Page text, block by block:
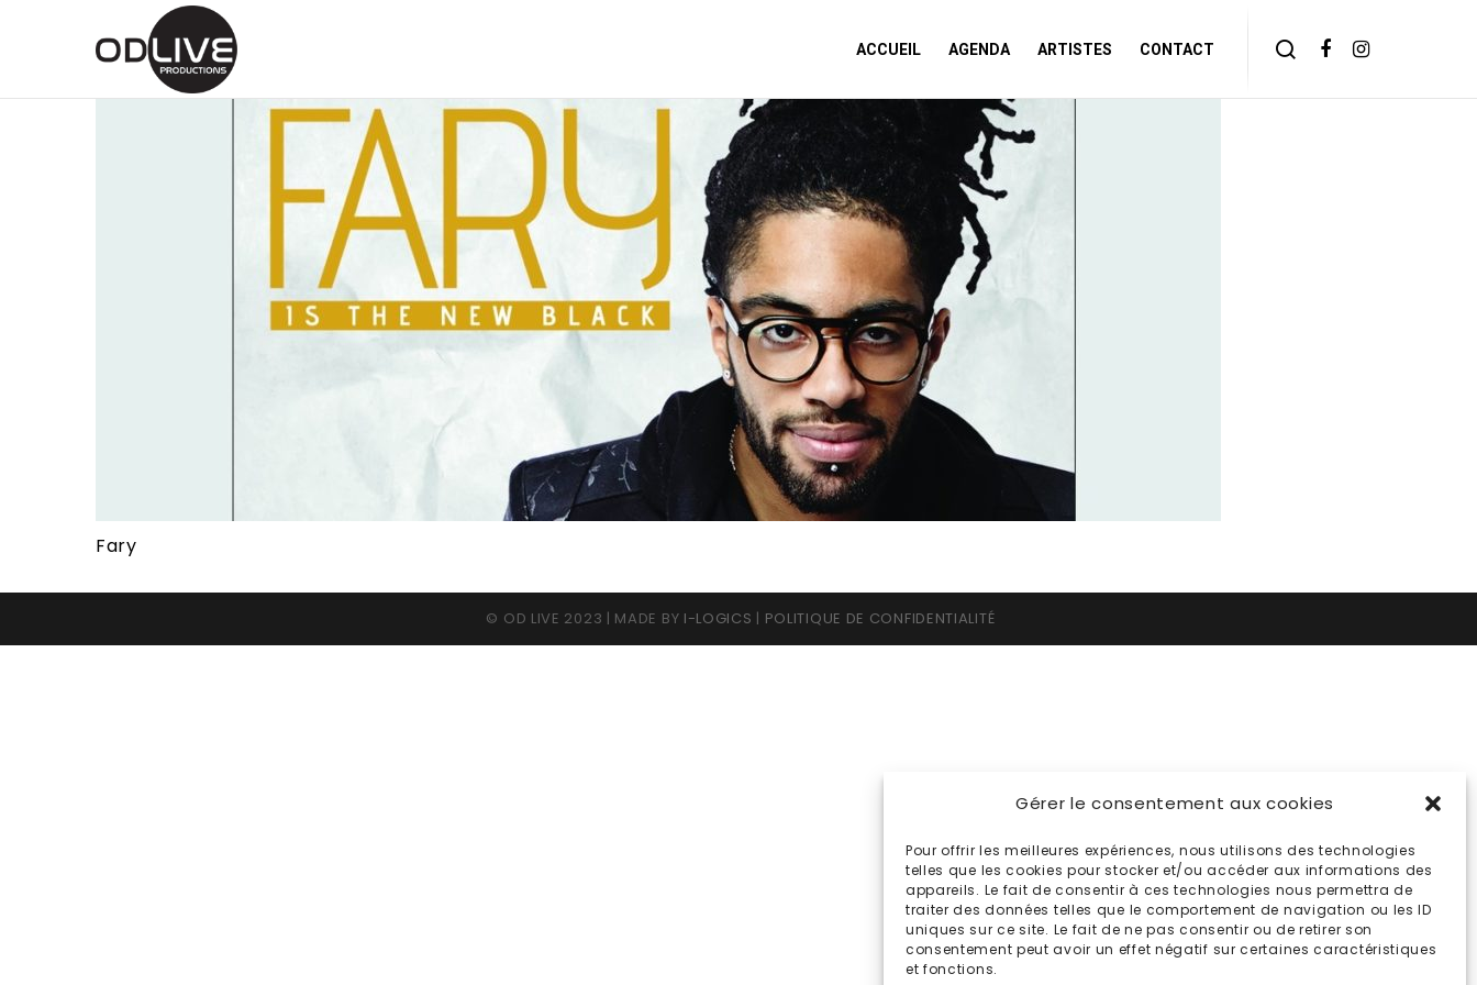
Gérer le consentement aux cookies
Pour offrir les meilleures expériences, nous utilisons des technologies
telles que les cookies pour stocker et/ou accéder aux informations des
appareils. Le fait de consentir à ces technologies nous permettra de
traiter des données telles que le comportement de navigation ou les ID
uniques sur ce site. Le fait de ne pas consentir ou de retirer son
consentement peut avoir un effet négatif sur certaines caractéristiques
et fonctions.
ACCUEIL AGENDA ARTISTES CONTACT
Fary
© OD LIVE 2023 | MADE BY I-LOGICS | POLITIQUE DE CONFIDENTIALITÉ